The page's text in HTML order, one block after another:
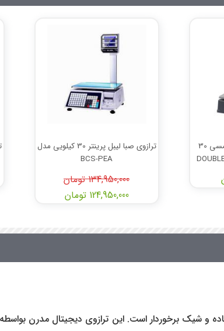
ترازوی صبا لیبل پرینتر 30 کیلویی مدل
BCS-PEA
134,950,000 تومان
124,950,000 تومان
ترازوی دیبال لیبل پرینتر لمسی 30